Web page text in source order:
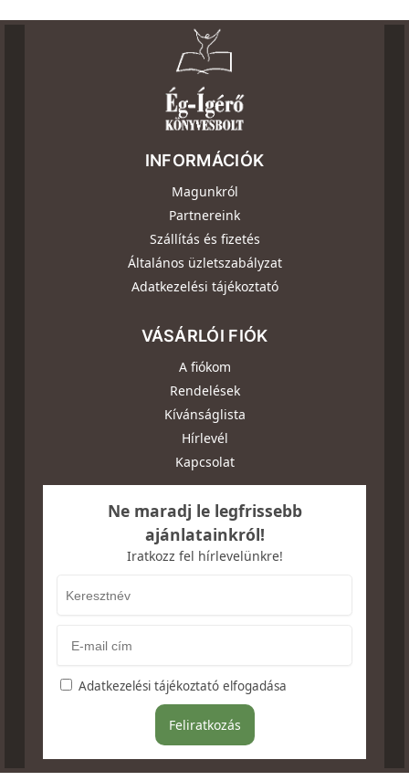
INFORMÁCIÓK
Magunkról
Partnereink
Szállítás és fizetés
Általános üzletszabályzat
Adatkezelési tájékoztató
VÁSÁRLÓI FIÓK
A fiókom
Rendelések
Kívánságlista
Hírlevél
Kapcsolat
Ne maradj le legfrissebb
ajánlatainkról!
Iratkozz fel hírlevelünkre!
Adatkezelési tájékoztató elfogadása